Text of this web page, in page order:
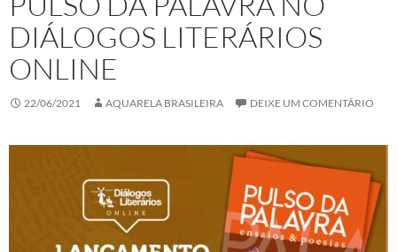
DIÁLOGOS LITERÁRIOS
ONLINE
22/06/2021 AQUARELA BRASILEIRA DEIXE UM COMENTÁRIO